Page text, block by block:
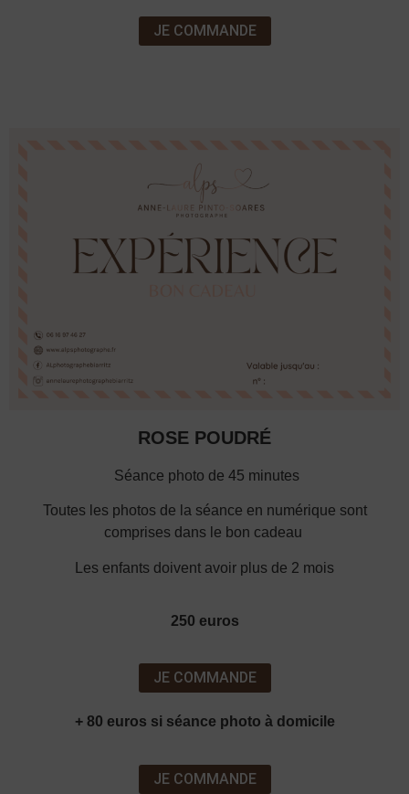
JE COMMANDE
ROSE POUDRÉ
Séance photo de 45 minutes
Toutes les photos de la séance en numérique sont
comprises dans le bon cadeau
Les enfants doivent avoir plus de 2 mois
250 euros
JE COMMANDE
+ 80 euros si séance photo à domicile
JE COMMANDE